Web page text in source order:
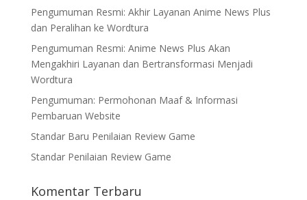
Pengumuman Resmi: Akhir Layanan Anime News Plus
dan Peralihan ke Wordtura
Pengumuman Resmi: Anime News Plus Akan
Mengakhiri Layanan dan Bertransformasi Menjadi
Wordtura
Pengumuman: Permohonan Maaf & Informasi
Pembaruan Website
Standar Baru Penilaian Review Game
Standar Penilaian Review Game
Komentar Terbaru